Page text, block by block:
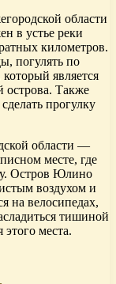
области
в устье реки
километров.
погулять по
является
острова. Также
прогулку
области —
месте, где
Остров Юлино
воздухом и
на велосипедах,
тишиной
места.